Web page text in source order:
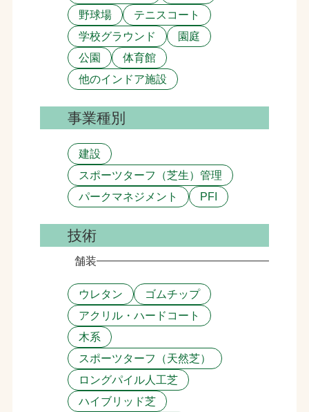
野球場
テニスコート
学校グラウンド
園庭
公園
体育館
他のインドア施設
事業種別
建設
スポーツターフ（芝生）管理
パークマネジメント
PFI
技術
舗装
ウレタン
ゴムチップ
アクリル・ハードコート
木系
スポーツターフ（天然芝）
ロングパイル人工芝
ハイブリッド芝